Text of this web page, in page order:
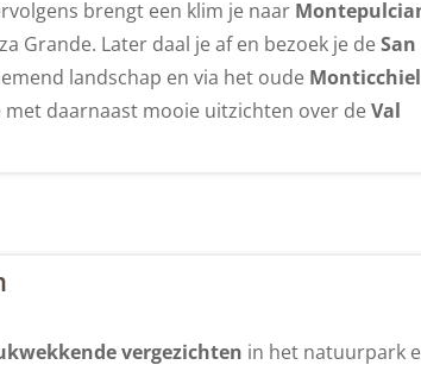
brengt een klim je naar
Grande. Later daal je af en bezoek je deSan
landschap en via het oude
met daarnaast mooie uitzichten over deVal
vergezichten in het natuurpark